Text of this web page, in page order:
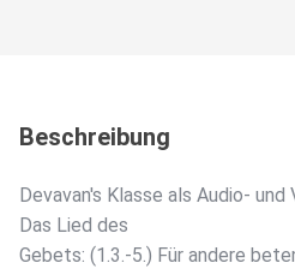
Beschreibung
Devavan's Klasse als Audio-
Das Lied des
Gebets: (1.3.-5.) Für andere